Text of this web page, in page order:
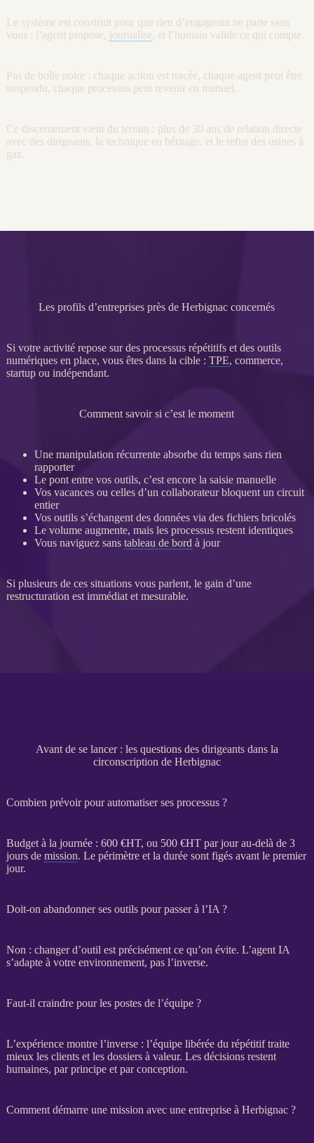
Le système est construit pour que rien d’engageant ne parte sans
vous : l’agent propose, journalise, et l’humain valide ce qui compte.
Pas de boîte noire : chaque action est tracée, chaque agent peut être
suspendu, chaque processus peut revenir en manuel.
Ce discernement vient du terrain : plus de 30 ans de relation directe
avec des dirigeants, la technique en héritage, et le refus des usines à
gaz.
Les profils d’entreprises près de Herbignac concernés
Si votre activité repose sur des processusrépétitifs et des outils
numériques en place, vous êtes dans la cible : TPE, commerce,
startup ou indépendant.
Comment savoir si c’est le moment
Une manipulation récurrente absorbe du temps sans rien
rapporter
Le pont entre vos outils, c’est encore la saisie manuelle
Vos vacances ou celles d’un collaborateur bloquent un circuit
entier
Vos outils s’échangent des donnéesvia des fichiers bricolés
Le volume augmente, mais les processusrestent identiques
Vous naviguez sans tableau de bord à jour
Si plusieurs de ces situations vous parlent, le gain d’une
restructuration est immédiat et mesurable.
Avant de se lancer : les questions des dirigeants dans la
circonscription de Herbignac
Combien prévoir pour automatiser ses processus ?
Budget à la journée : 600 €HT, ou 500 €HTpar jour au-delà de 3
jours de mission. Le périmètre et la durée sont figés avant le premier
jour.
Doit-on abandonner ses outils pour passer à l’IA ?
Non : changer d’outil est précisément ce qu’on évite. L’agent IA
s’adapte à votre environnement, pas l’inverse.
Faut-il craindre pour les postes de l’équipe ?
L’expérience montre l’inverse : l’équipe libérée du répétitif traite
mieux les clients et les dossiers à valeur. Les décisions restent
humaines, par principe et par conception.
Comment démarre une mission avec une entreprise à Herbignac ?